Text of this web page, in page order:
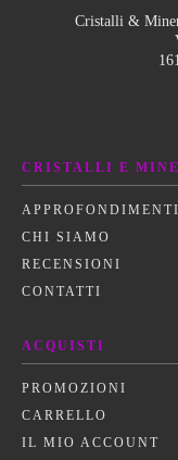
Cristalli &
CRISTALLI E
APPROFONDIMENTI
CHI SIAMO
RECENSIONI
CONTATTI
ACQUISTI
PROMOZIONI
CARRELLO
IL MIO ACCOUNT